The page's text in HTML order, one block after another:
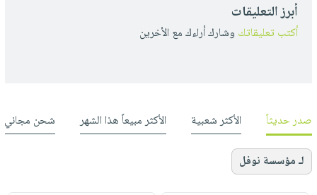
أبرز التعليقات
أكتب تعليقاتك وشارك أراءك مع الأخرين
صدر حديثاً الأكثر شعبية الأكثر مبيعاً هذا الشهر شحن مجاني
لـ مؤسسة نوفل